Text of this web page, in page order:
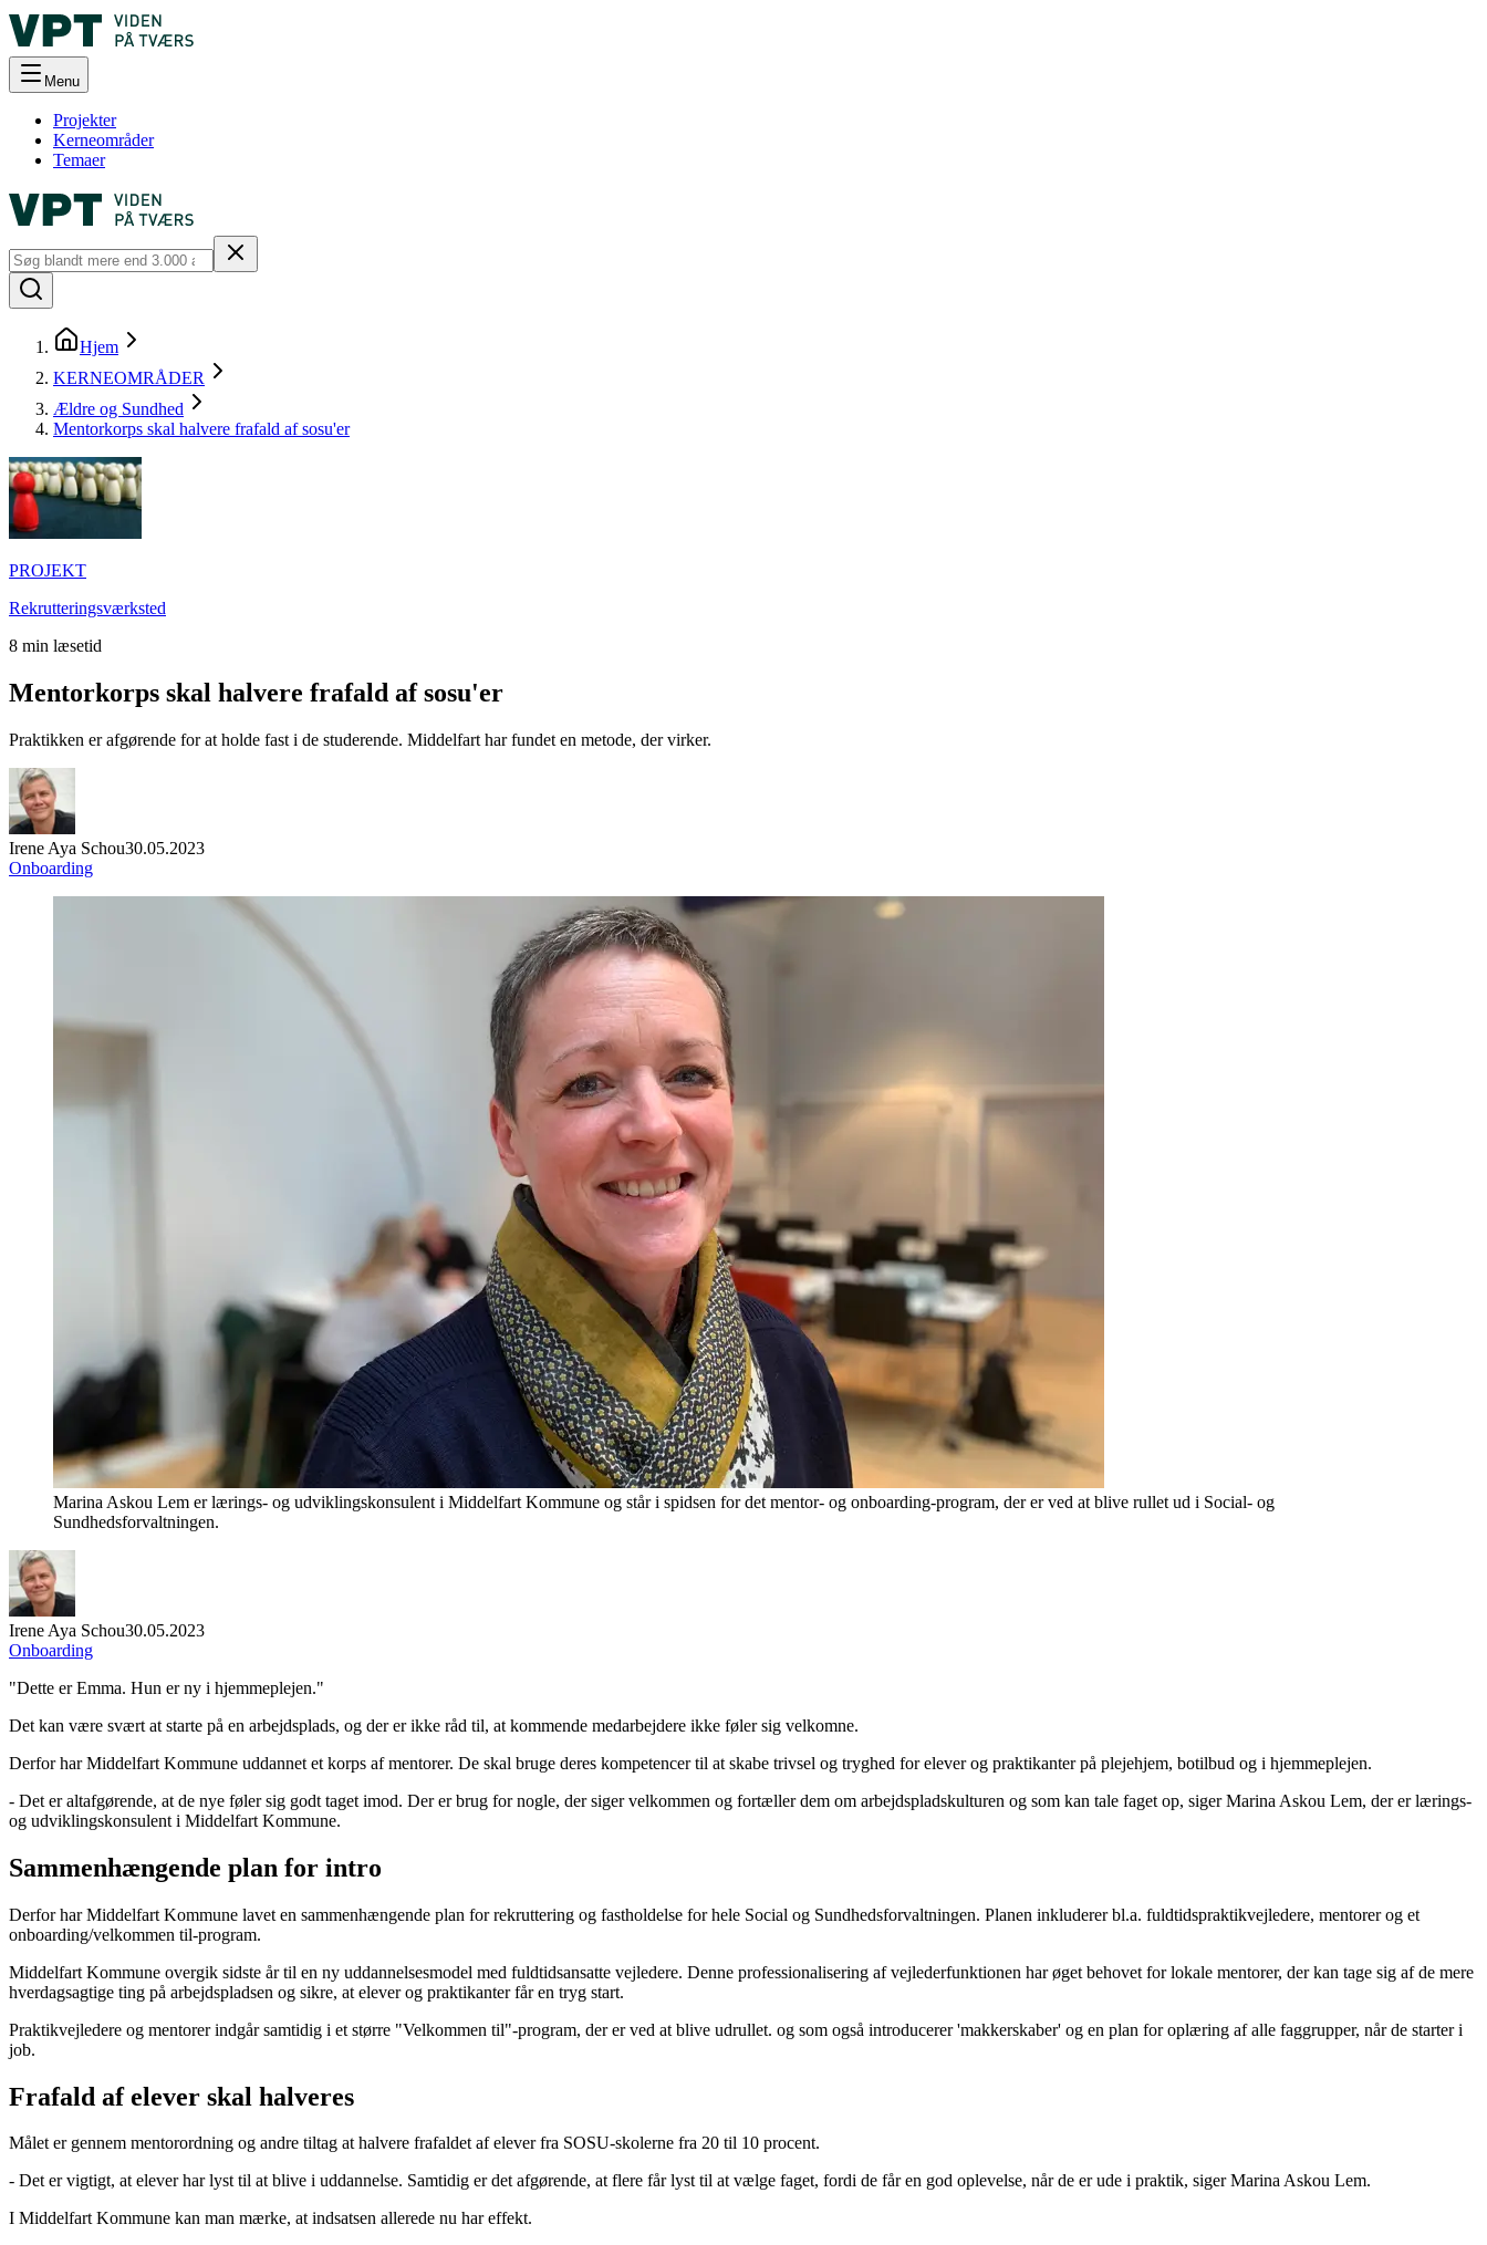
Menu
Projekter
Kerneområder
Temaer
Hjem
KERNEOMRÅDER
Ældre og Sundhed
Mentorkorps skal halvere frafald af sosu'er
PROJEKT
Rekrutteringsværksted
8 min læsetid
Mentorkorps skal halvere frafald af sosu'er
Praktikken er afgørende for at holde fast i de studerende. Middelfart har fundet en metode, der virker.
Irene Aya Schou30.05.2023
Onboarding
Marina Askou Lem er lærings- og udviklingskonsulent i Middelfart Kommune og står i spidsen for det mentor- og onboarding-program, der er ved at blive rullet ud i Social- og
Sundhedsforvaltningen.
Irene Aya Schou30.05.2023
Onboarding
"Dette er Emma. Hun er ny i hjemmeplejen."
Det kan være svært at starte på en arbejdsplads, og der er ikke råd til, at kommende medarbejdere ikke føler sig velkomne.
Derfor har Middelfart Kommune uddannet et korps af mentorer. De skal bruge deres kompetencer til at skabe trivsel og tryghed for elever og praktikanter på plejehjem, botilbud og i hjemmeplejen.
- Det er altafgørende, at de nye føler sig godt taget imod. Der er brug for nogle, der siger velkommen og fortæller dem om arbejdspladskulturen og som kan tale faget op, siger Marina Askou Lem, der er lærings-
og udviklingskonsulent i Middelfart Kommune.
Sammenhængende plan for intro
Derfor har Middelfart Kommune lavet en sammenhængende plan for rekruttering og fastholdelse for hele Social og Sundhedsforvaltningen. Planen inkluderer bl.a. fuldtidspraktikvejledere, mentorer og et
onboarding/velkommen til-program.
Middelfart Kommune overgik sidste år til en ny uddannelsesmodel med fuldtidsansatte vejledere. Denne professionalisering af vejlederfunktionen har øget behovet for lokale mentorer, der kan tage sig af de mere
hverdagsagtige ting på arbejdspladsen og sikre, at elever og praktikanter får en tryg start.
Praktikvejledere og mentorer indgår samtidig i et større "Velkommen til"-program, der er ved at blive udrullet. og som også introducerer 'makkerskaber' og en plan for oplæring af alle faggrupper, når de starter i
job.
Frafald af elever skal halveres
Målet er gennem mentorordning og andre tiltag at halvere frafaldet af elever fra SOSU-skolerne fra 20 til 10 procent.
- Det er vigtigt, at elever har lyst til at blive i uddannelse. Samtidig er det afgørende, at flere får lyst til at vælge faget, fordi de får en god oplevelse, når de er ude i praktik, siger Marina Askou Lem.
I Middelfart Kommune kan man mærke, at indsatsen allerede nu har effekt.